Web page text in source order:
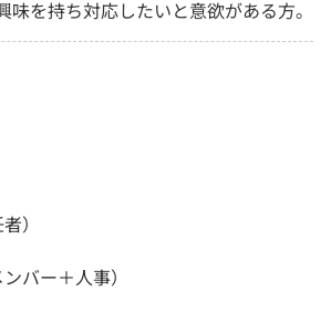
味を持ち対応したいと意欲がある方。
）
バー＋人事）